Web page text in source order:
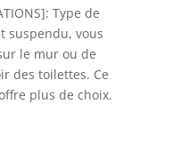
Type de
suspendu, vous
le mur ou de
des toilettes. Ce
plus de choix.